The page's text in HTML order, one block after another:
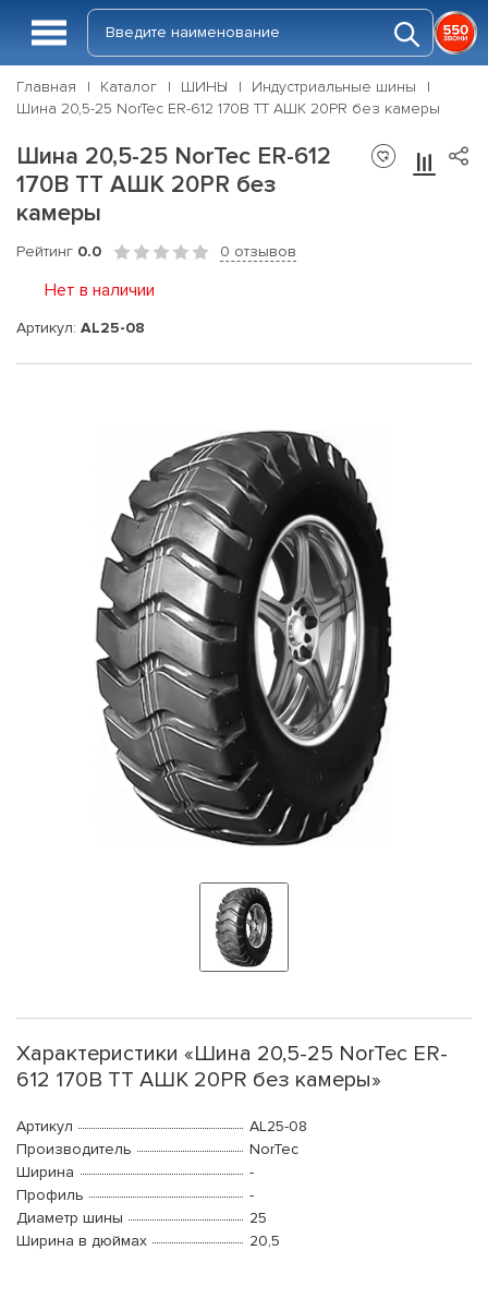
Главная Каталог ШИНЫ
Индустриальные шины
Шина 20,5-25 NorTec ER-612 170В TT АШК 20PR без камеры
Шина 20,5-25 NorTec ER-612
170В TT АШК 20PR без
камеры
Рейтинг 0.0 0 отзывов
Нет в наличии
Артикул: AL25-08
Характеристики «Шина 20,5-25 NorTec ER-
612 170В TT АШК 20PR без камеры»
Артикул
AL25-08
Производитель
NorTec
Ширина
-
Профиль
-
Диаметр шины
25
Ширина в дюймах
20,5